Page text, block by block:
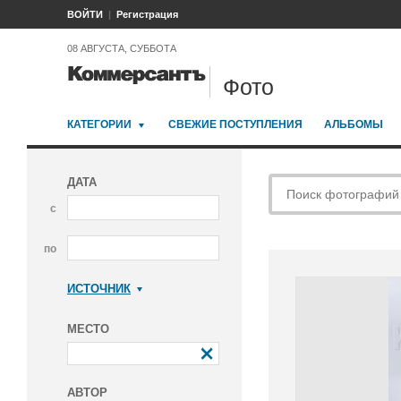
ВОЙТИ Регистрация
08 АВГУСТА, СУББОТА
Фото
КАТЕГОРИИ СВЕЖИЕ ПОСТУПЛЕНИЯ АЛЬБОМЫ
ДАТА
с
по
ИСТОЧНИК
МЕСТО
АВТОР